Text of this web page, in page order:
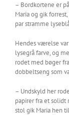
– Bordkortene er
Maria og gik
par stramme
Hendes værelse
lysegrå farve, og
rodet med bøger
dobbeltseng som
– Undskyld her
papirer fra et solidt
stol gik Maria hen